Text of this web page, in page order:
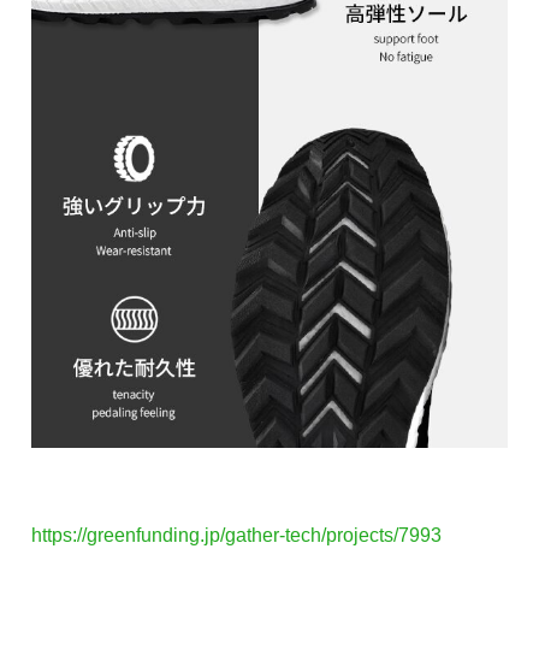
https://greenfunding.jp/gather-tech/projects/7993